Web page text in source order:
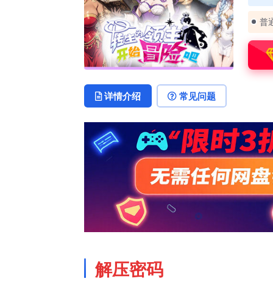
普
详情介绍 常见问题
解压密码